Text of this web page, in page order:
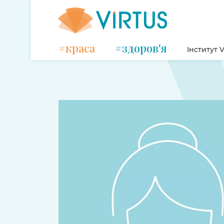
#краса #здоров'я Інститут